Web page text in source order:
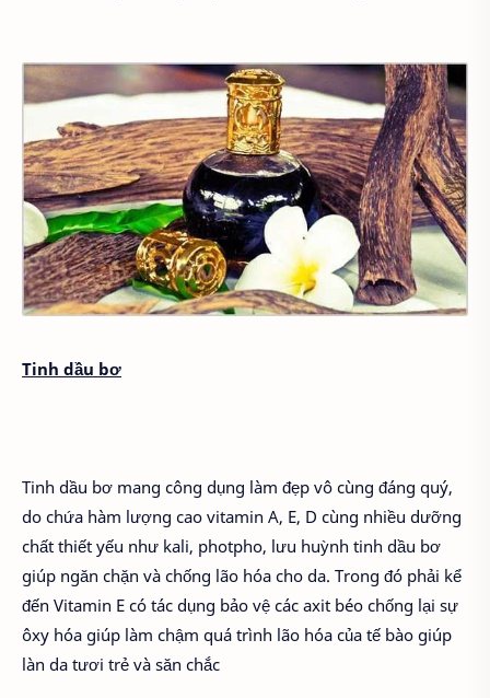
Tinh dầu bơ
Tinh dầu bơ mang công dụng làm đẹp vô cùng đáng quý,
do chứa hàm lượng cao vitamin A, E, D cùng nhiều dưỡng
chất thiết yếu như kali, photpho, lưu huỳnh tinh dầu bơ
giúp ngăn chặn và chống lão hóa cho da. Trong đó phải kể
đến Vitamin E có tác dụng bảo vệ các axit béo chống lại sự
ôxy hóa giúp làm chậm quá trình lão hóa của tế bào giúp
làn da tươi trẻ và săn chắc